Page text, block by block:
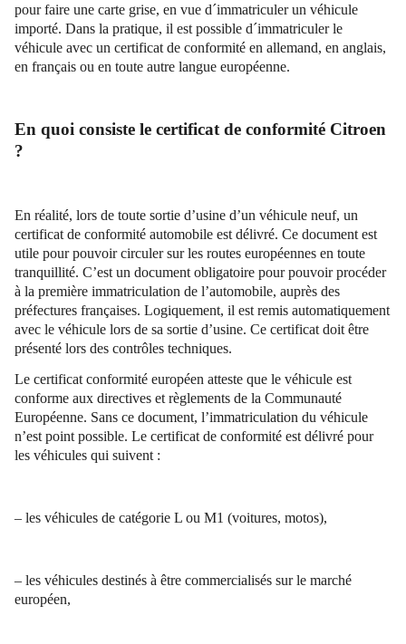
pour faire une carte grise, en vue d´immatriculer un véhicule
importé. Dans la pratique, il est possible d´immatriculer le
véhicule avec un certificat de conformité en allemand, en anglais,
en français ou en toute autre langue européenne.
En quoi consiste le certificat de conformité Citroen
?
En réalité, lors de toute sortie d’usine d’un véhicule neuf, un
certificat de conformité automobile est délivré. Ce document est
utile pour pouvoir circuler sur les routes européennes en toute
tranquillité. C’est un document obligatoire pour pouvoir procéder
à la première immatriculation de l’automobile, auprès des
préfectures françaises. Logiquement, il est remis automatiquement
avec le véhicule lors de sa sortie d’usine. Ce certificat doit être
présenté lors des contrôles techniques.
Le certificat conformité européen atteste que le véhicule est
conforme aux directives et règlements de la Communauté
Européenne. Sans ce document, l’immatriculation du véhicule
n’est point possible. Le certificat de conformité est délivré pour
les véhicules qui suivent :
– les véhicules de catégorie L ou M1 (voitures, motos),
– les véhicules destinés à être commercialisés sur le marché
européen,